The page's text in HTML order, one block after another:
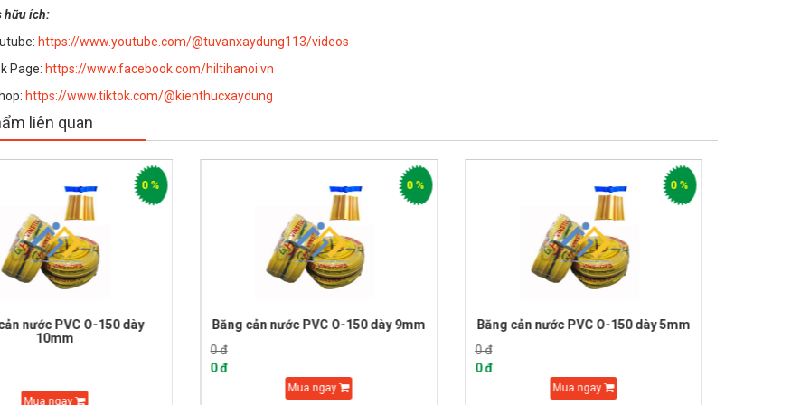
hữu ích:
https://www.youtube.com/@tuvanxaydung113/videos
Page: https://www.facebook.com/hiltihanoi.vn
https://www.tiktok.com/@kienthucxaydung
liên quan
Băng cản nước PVC O-150 dày 9mm
Băng cản nước PVC O-150 dày 5mm
Băng cản nước PVC O-150 dày
0 đ
Mua ngay